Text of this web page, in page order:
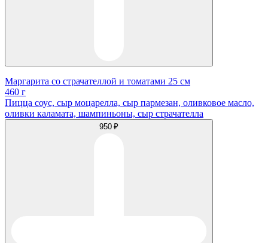
Маргарита со страчателлой и томатами 25 см
460 г
Пицца соус, сыр моцарелла, сыр пармезан, оливковое масло,
оливки каламата, шампиньоны, сыр страчателла
950 ₽